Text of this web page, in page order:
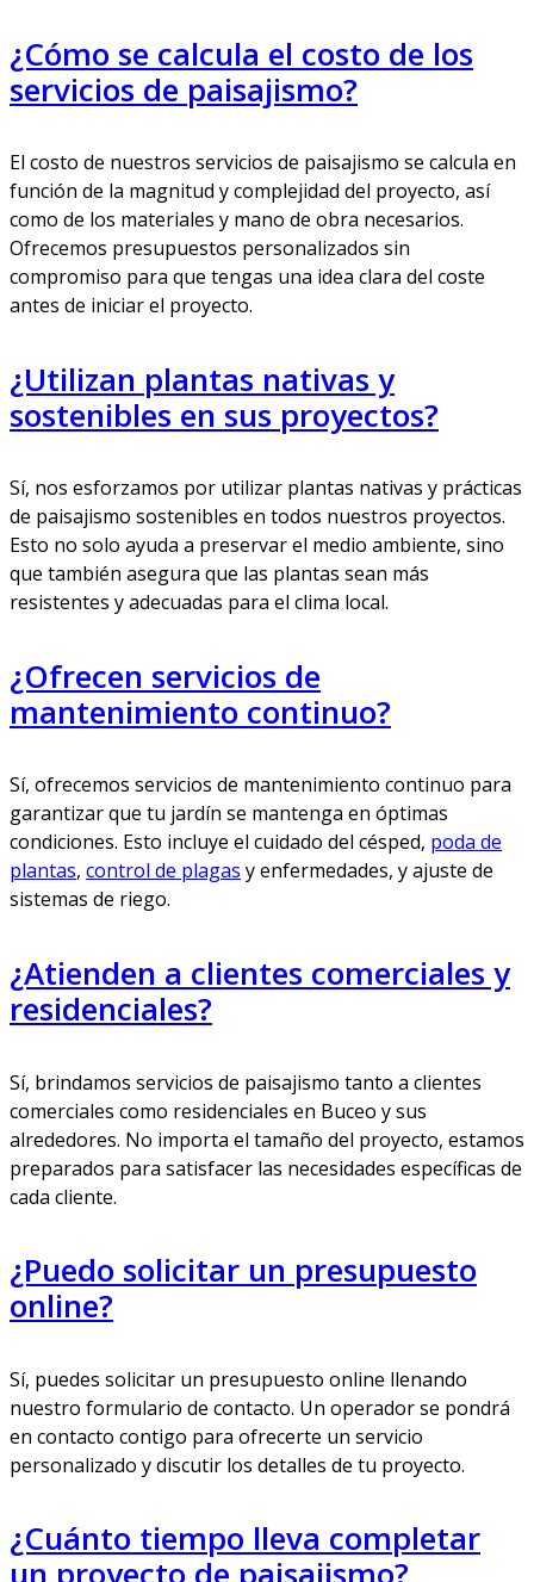
¿Cómo se calcula el costo de los
servicios de paisajismo?
El costo de nuestros servicios de paisajismo se calcula en
función de la magnitud y complejidad del proyecto, así
como de los materiales y mano de obra necesarios.
Ofrecemos presupuestos personalizados sin
compromiso para que tengas una idea clara del coste
antes de iniciar el proyecto.
¿Utilizan plantas nativas y
sostenibles en sus proyectos?
Sí, nos esforzamos por utilizar plantas nativas y prácticas
de paisajismo sostenibles en todos nuestros proyectos.
Esto no solo ayuda a preservar el medio ambiente, sino
que también asegura que las plantas sean más
resistentes y adecuadas para el clima local.
¿Ofrecen servicios de
mantenimiento continuo?
Sí, ofrecemos servicios de mantenimiento continuo para
garantizar que tu jardín se mantenga en óptimas
condiciones. Esto incluye el cuidado del césped, poda de
plantas, control de plagas y enfermedades, y ajuste de
sistemas de riego.
¿Atienden a clientes comerciales y
residenciales?
Sí, brindamos servicios de paisajismo tanto a clientes
comerciales como residenciales en Buceo y sus
alrededores. No importa el tamaño del proyecto, estamos
preparados para satisfacer las necesidades específicas de
cada cliente.
¿Puedo solicitar un presupuesto
online?
Sí, puedes solicitar un presupuesto online llenando
nuestro formulario de contacto. Un operador se pondrá
en contacto contigo para ofrecerte un servicio
personalizado y discutir los detalles de tu proyecto.
¿Cuánto tiempo lleva completar